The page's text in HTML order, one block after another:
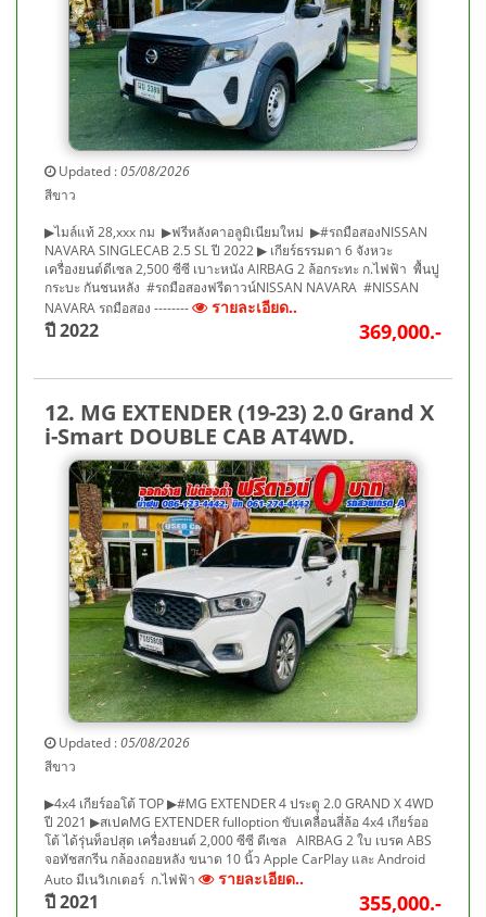
Updated :05/08/2026
สีขาว
▶ไมล์แท้ 28,xxx กม ▶ฟรีหลังคาอลูมิเนียมใหม่ ▶#รถมือสองNISSAN
NAVARA SINGLECAB 2.5 SL ปี 2022 ▶ เกียร์ธรรมดา 6 จังหวะ
เครื่องยนต์ดีเซล 2,500 ซีซี เบาะหนัง AIRBAG 2 ล้อกระทะ ก.ไฟฟ้า พื้นปู
กระบะ กันชนหลัง #รถมือสองฟรีดาวน์NISSAN NAVARA #NISSAN
NAVARA รถมือสอง --------
รายละเอียด..
ปี 2022 369,000.-
12. MG EXTENDER (19-23) 2.0 Grand X
i-Smart DOUBLE CAB AT4WD.
Updated :05/08/2026
สีขาว
▶4x4 เกียร์ออโต้ TOP ▶#MG EXTENDER 4 ประตู 2.0 GRAND X 4WD
ปี 2021 ▶สเปคMG EXTENDER fulloption ขับเคลื่อนสี่ล้อ 4x4 เกียร์ออ
โต้ ได้รุ่นท็อปสุด เครื่องยนต์ 2,000 ซีซี ดีเซล AIRBAG 2 ใบ เบรค ABS
จอทัชสกรีน กล้องถอยหลัง ขนาด 10 นิ้ว Apple CarPlay และ Android
Auto มีเนวิเกเตอร์ ก.ไฟฟ้า
รายละเอียด..
ปี 2021 355,000.-